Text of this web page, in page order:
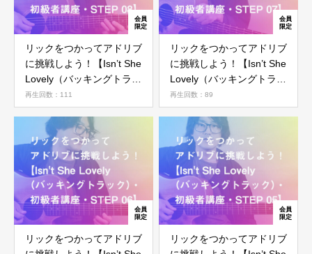
リックをつかってアドリブ
に挑戦しよう！【Isn’t She
Lovely（バッキングトラッ
ク）・初級者講座・STEP
08】
再生回数：111
リックをつかってアドリブ
に挑戦しよう！【Isn’t She
Lovely（バッキングトラッ
ク）・初級者講座・STEP
07】
再生回数：89
リックをつかってアドリブ
リックをつかってアドリブ